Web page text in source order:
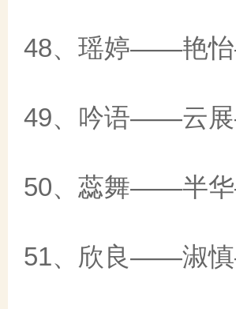
48、瑶婷——艳
49、吟语——云
50、蕊舞——半
51、欣良——淑